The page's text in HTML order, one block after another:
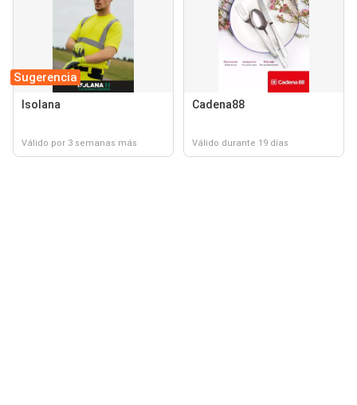
Sugerencia
Isolana
Válido por 3 semanas más
Cadena88
Válido durante 19 días